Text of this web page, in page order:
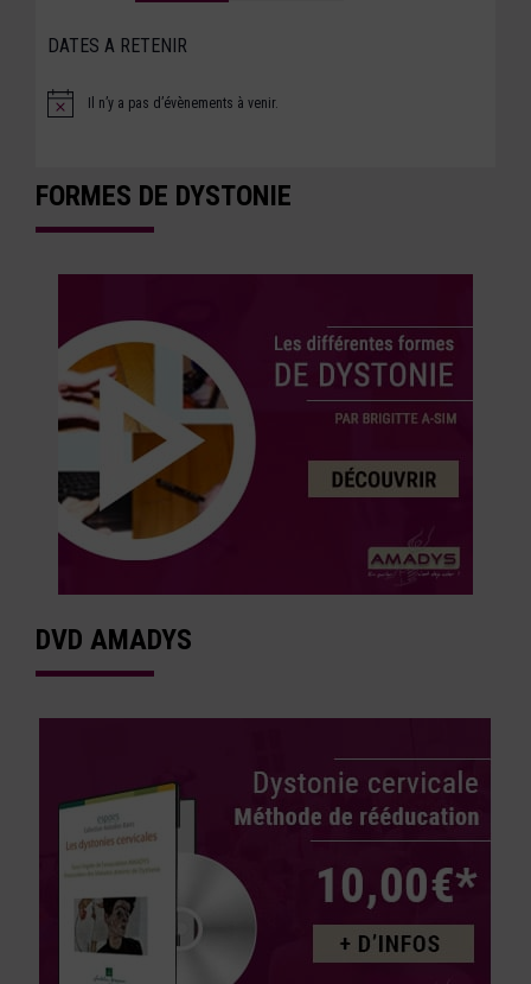
DATES A RETENIR
Notice Il n’y a pas d’évènements à venir.
FORMES DE DYSTONIE
DVD AMADYS